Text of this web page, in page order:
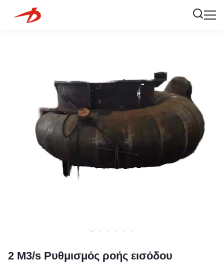
2 M3/s Ρυθμισμός ροής εισόδου